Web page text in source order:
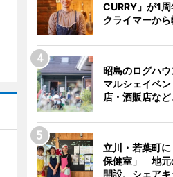
CURRY」が1
クライマーから
昭島のログハ
マルシェイベ
店・酒販店な
立川・若葉町
保健室」 地元
開設、シェア